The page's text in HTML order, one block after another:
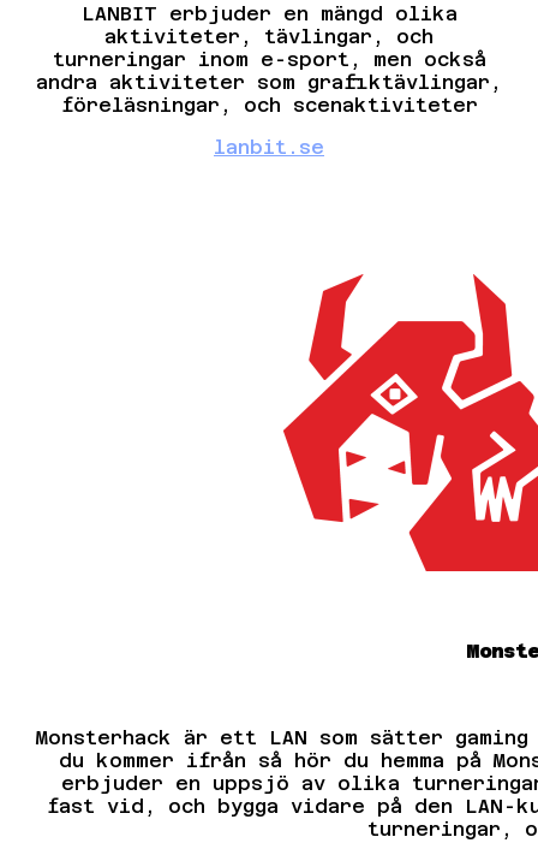
LANBIT erbjuder en mängd olika
aktiviteter, tävlingar, och
turneringar inom e-sport, men också
andra aktiviteter som grafiktävlingar,
föreläsningar, och scenaktiviteter
lanbit.se
Monsterhack är ett LAN som sätter
du kommer ifrån så hör du hemma på
erbjuder en uppsjö av olika
fast vid, och bygga vidare på den LAN-
turneringar,